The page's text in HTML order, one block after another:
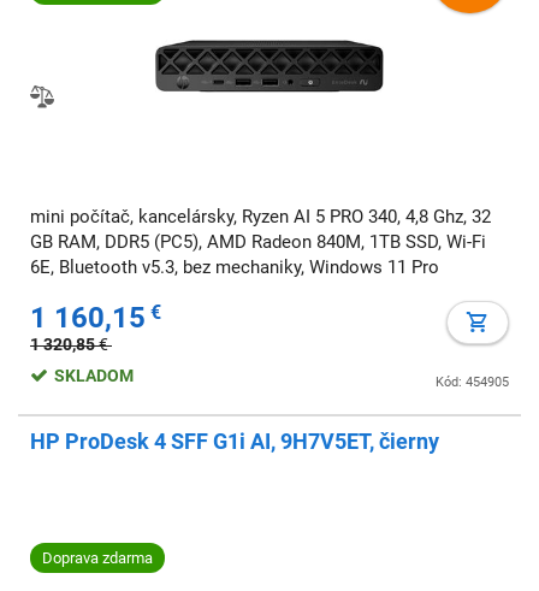
mini počítač, kancelársky, Ryzen AI 5 PRO 340, 4,8 Ghz, 32
GB RAM, DDR5 (PC5), AMD Radeon 840M, 1TB SSD, Wi-Fi
6E, Bluetooth v5.3, bez mechaniky, Windows 11 Pro
1 160,15 €
1 320,85€
Kód: 454905
SKLADOM
HP ProDesk 4 SFF G1i AI, 9H7V5ET, čierny
Doprava zdarma